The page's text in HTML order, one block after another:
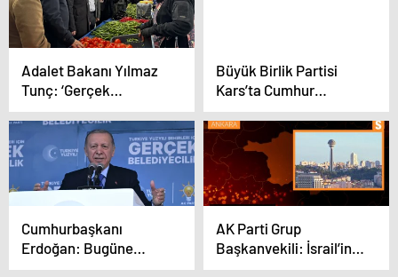
Adalet Bakanı Yılmaz
Tunç: ‘Gerçek
belediyecilik’ AK
Parti’nin kuruluş
sebebidir
Büyük Birlik Partisi
Kars’ta Cumhur
İttifakını
destekleyecek
Cumhurbaşkanı
Erdoğan: Bugüne
kadar sadece eser ve
AK Parti Grup
Başkanvekili: İsrail’in
Filistin’deki Fiilleri